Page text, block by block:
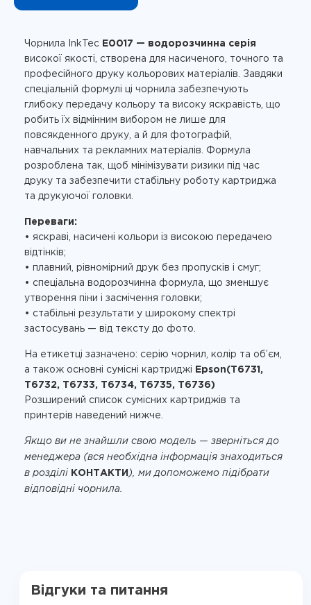
Чорнила InkTec E0017 — водорозчинна серія
високої якості, створена для насиченого, точного та
професійного друку кольорових матеріалів. Завдяки
спеціальній формулі ці чорнила забезпечують
глибоку передачу кольору та високу яскравість, що
робить їх відмінним вибором не лише для
повсякденного друку, а й для фотографій,
навчальних та рекламних матеріалів. Формула
розроблена так, щоб мінімізувати ризики під час
друку та забезпечити стабільну роботу картриджа
та друкуючої головки.
Переваги:
• яскраві, насичені кольори із високою передачею
відтінків;
• плавний, рівномірний друк без пропусків і смуг;
• спеціальна водорозчинна формула, що зменшує
утворення піни і засмічення головки;
• стабільні результати у широкому спектрі
застосувань — від тексту до фото.
На етикетці зазначено: серію чорнил, колір та об’єм,
а також основні сумісні картриджі
Epson(T6731,
T6732, T6733, T6734, T6735, T6736)
Розширений список сумісних картриджів та
принтерів наведений нижче.
Якщо ви не знайшли свою модель — зверніться до
менеджера (вся необхідна інформація знаходиться
в розділі КОНТАКТИ ), ми допоможемо підібрати
відповідні чорнила.
Відгуки та питання